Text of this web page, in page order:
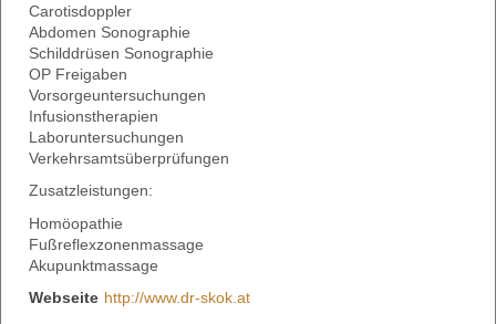
Carotisdoppler
Abdomen Sonographie
Schilddrüsen Sonographie
OP Freigaben
Vorsorgeuntersuchungen
Infusionstherapien
Laboruntersuchungen
Verkehrsamtsüberprüfungen
Zusatzleistungen:
Homöopathie
Fußreflexzonenmassage
Akupunktmassage
Webseite http://www.dr-skok.at